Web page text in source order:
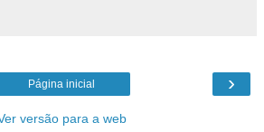
›
Página inicial
versão para a web